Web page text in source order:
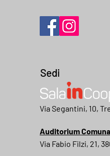
Sedi
Via Segantini, 10,
Auditorium
Via Fabio Filzi, 21,